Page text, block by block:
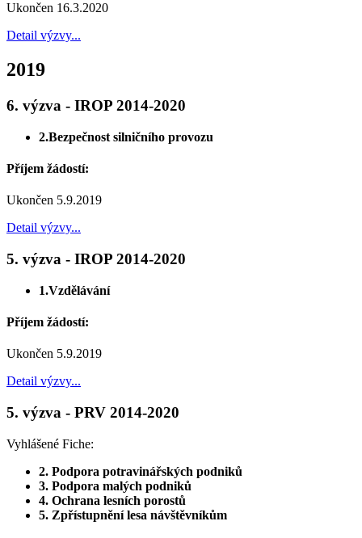
Ukončen 16.3.2020
Detail výzvy...
2019
6. výzva - IROP 2014-2020
2.Bezpečnost silničního provozu
Příjem žádostí:
Ukončen 5.9.2019
Detail výzvy...
5. výzva - IROP 2014-2020
1.Vzdělávání
Příjem žádostí:
Ukončen 5.9.2019
Detail výzvy...
5. výzva - PRV 2014-2020
Vyhlášené Fiche:
2. Podpora potravinářských podniků
3. Podpora malých podniků
4. Ochrana lesních porostů
5. Zpřístupnění lesa návštěvníkům